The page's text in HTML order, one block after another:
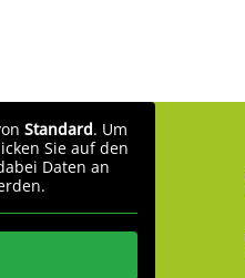
Standard. Um
Sie auf den
Daten an